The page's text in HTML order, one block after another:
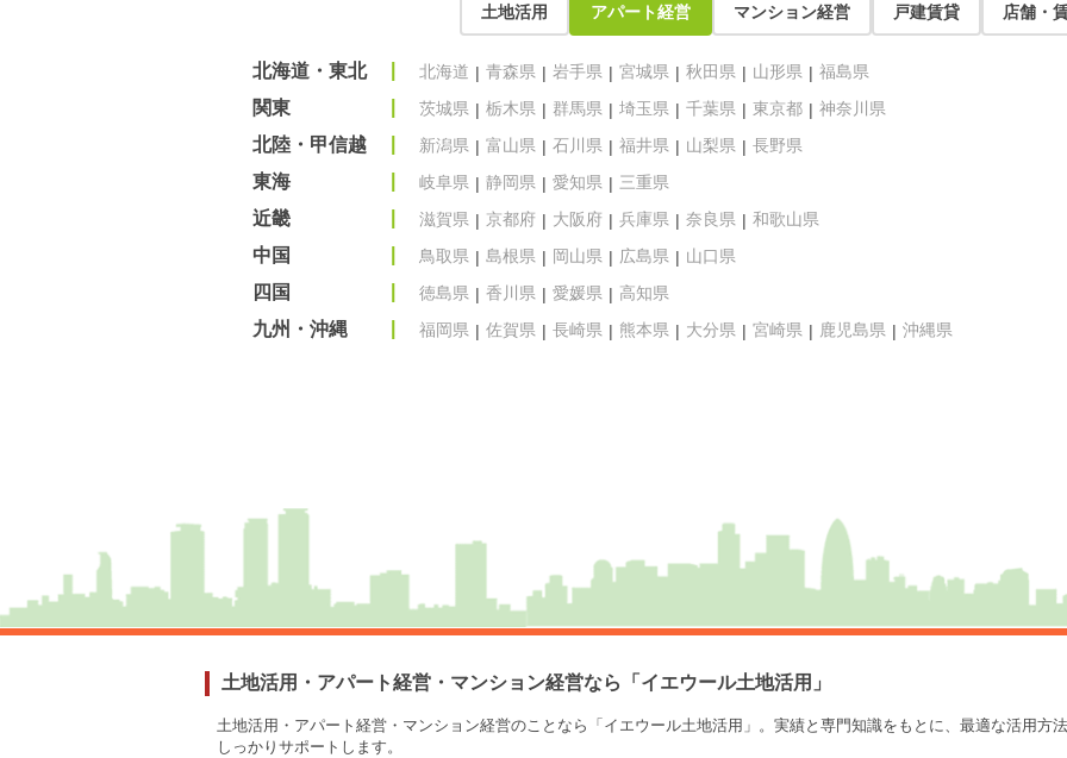
土地活用 アパート経営 マンション経営 戸建賃貸 店舗・
北海道・東北 北海道 青森県 岩手県 宮城県 秋田県 山形県 福島県
関東 茨城県 栃木県 群馬県 埼玉県 千葉県 東京都 神奈川県
北陸・甲信越 新潟県 富山県 石川県 福井県 山梨県 長野県
東海 岐阜県 静岡県 愛知県 三重県
近畿 滋賀県 京都府 大阪府 兵庫県 奈良県 和歌山県
中国 鳥取県 島根県 岡山県 広島県 山口県
四国 徳島県 香川県 愛媛県 高知県
九州・沖縄 福岡県 佐賀県 長崎県 熊本県 大分県 宮崎県 鹿児島県 沖縄県
土地活用・アパート経営・マンション経営なら「イエウール土地活用」
土地活用・アパート経営・マンション経営のことなら「イエウール土地活用」。実績と専門知識をもとに、最適な活用方
しっかりサポートします。